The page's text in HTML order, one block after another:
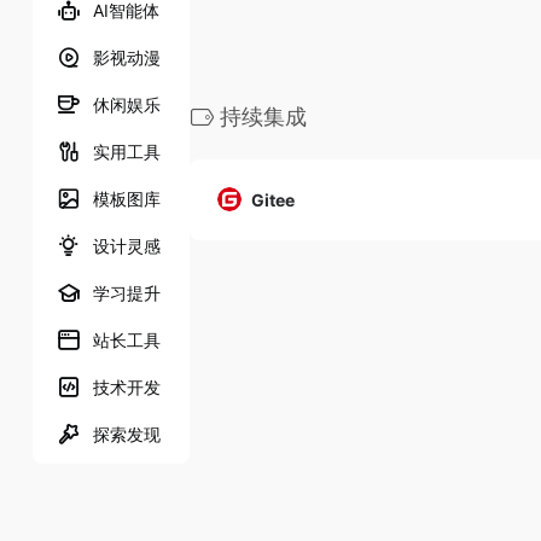
AI智能体
影视动漫
休闲娱乐
实用工具
模板图库
设计灵感
学习提升
站长工具
技术开发
探索发现
持续集成
Gitee